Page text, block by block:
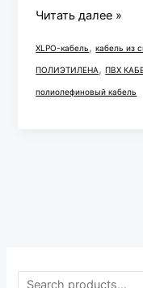
Читать далее »
XLPO-кабель ,кабель из
ПОЛИЭТИЛЕНА ,ПВХ
полиолефиновый кабель